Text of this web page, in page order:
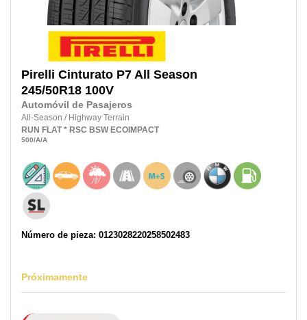
Pirelli Cinturato P7 All Season
245/50R18 100V
Automóvil de Pasajeros
All-Season / Highway Terrain
RUN FLAT * RSC BSW ECOIMPACT
500/A/A
Número de pieza: 0123028220258502483
Próximamente